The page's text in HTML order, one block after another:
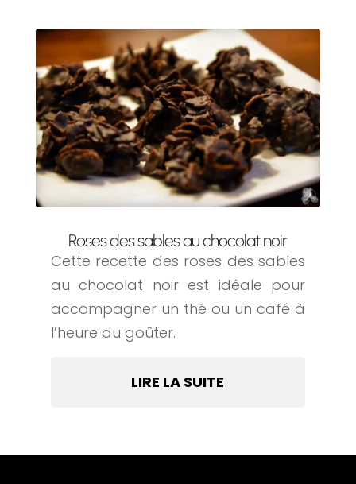
Roses des sables au chocolat noir
Cette recette des roses des sables
au chocolat noir est idéale pour
accompagner un thé ou un café à
l’heure du goûter.
LIRE LA SUITE